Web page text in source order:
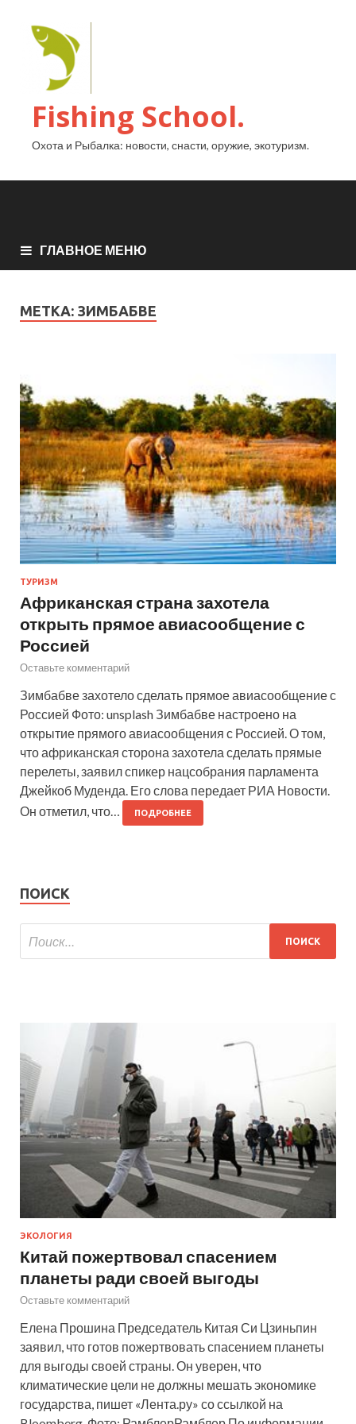
Fishing School.
Охота и Рыбалка: новости, снасти, оружие, экотуризм.
ГЛАВНОЕ МЕНЮ
МЕТКА: ЗИМБАБВЕ
ТУРИЗМ
Африканская страна захотела
открыть прямое авиасообщение с
Россией
Оставьте комментарий
Зимбабве захотело сделать прямое авиасообщение с
Россией Фото: unsplash Зимбабве настроено на
открытие прямого авиасообщения с Россией. О том,
что африканская сторона захотела сделать прямые
перелеты, заявил спикер нацсобрания парламента
Джейкоб Муденда. Его слова передает РИА Новости.
Он отметил, что…
ПОДРОБНЕЕ
ПОИСК
ЭКОЛОГИЯ
Китай пожертвовал спасением
планеты ради своей выгоды
Оставьте комментарий
Елена Прошина Председатель Китая Си Цзиньпин
заявил, что готов пожертвовать спасением планеты
для выгоды своей страны. Он уверен, что
климатические цели не должны мешать экономике
государства, пишет «Лента.ру» со ссылкой на